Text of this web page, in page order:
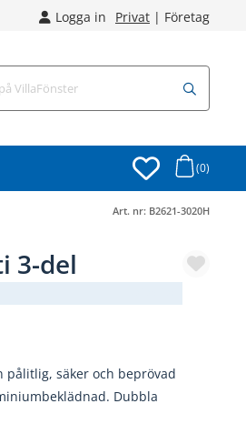
Logga in Privat| Företag
(0)
Art. nr: B2621-3020H
3-del
säker och beprövad
Dubbla